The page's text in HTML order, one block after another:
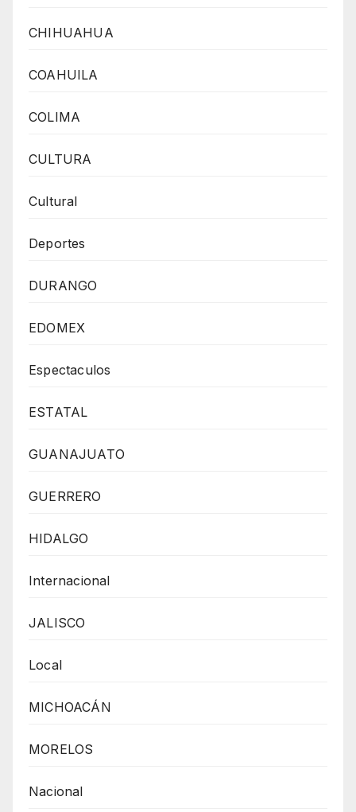
CHIHUAHUA
COAHUILA
COLIMA
CULTURA
Cultural
Deportes
DURANGO
EDOMEX
Espectaculos
ESTATAL
GUANAJUATO
GUERRERO
HIDALGO
Internacional
JALISCO
Local
MICHOACÁN
MORELOS
Nacional